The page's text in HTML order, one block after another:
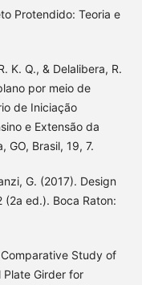
Protendido: Teoria e
K. Q., & Delalibera, R.
por meio de
de Iniciação
e Extensão da
GO, Brasil, 19, 7.
G. (2017). Design
ed.). Boca Raton:
Study of
Plate Girder for